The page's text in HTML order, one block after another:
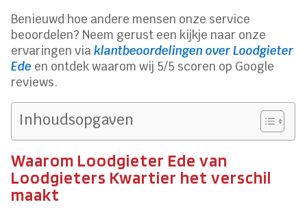
Benieuwd hoe andere mensen onze service
beoordelen? Neem gerust een kijkje naar onze
ervaringen viaklantbeoordelingen over Loodgieter
Ede en ontdek waarom wij 5/5 scoren op Google
reviews.
Inhoudsopgaven
Waarom Loodgieter Ede van
Loodgieters Kwartier het verschil
maakt